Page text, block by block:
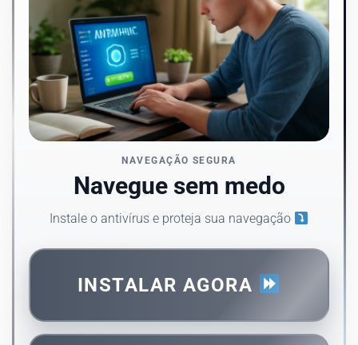
NAVEGAÇÃO SEGURA
Navegue sem medo
Instale o antivírus e proteja sua navegação
INSTALAR AGORA